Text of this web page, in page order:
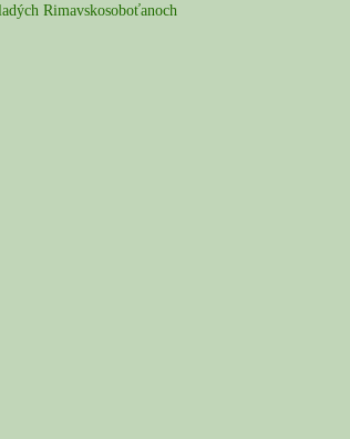
Rimavskosoboťanoch